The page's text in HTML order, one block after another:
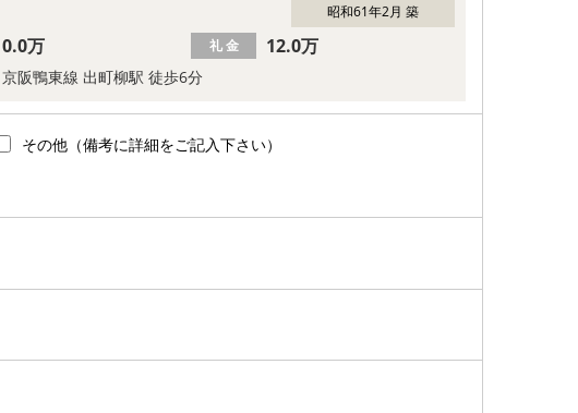
昭和61年2月 築
京阪鴨東線 出町柳駅 徒歩6分
0.0万 礼 金 12.0万
その他（備考に詳細をご記入下さい）